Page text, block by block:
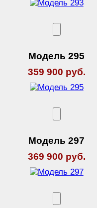
Модель 295
359 900 руб.
Модель 297
369 900 руб.